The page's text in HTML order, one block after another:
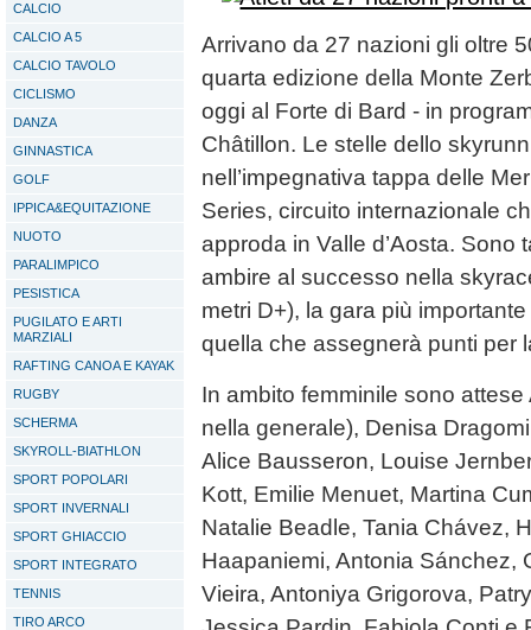
CALCIO
CALCIO A 5
CALCIO TAVOLO
CICLISMO
DANZA
GINNASTICA
GOLF
IPPICA&EQUITAZIONE
NUOTO
PARALIMPICO
PESISTICA
PUGILATO E ARTI
MARZIALI
RAFTING CANOA E KAYAK
RUGBY
SCHERMA
SKYROLL-BIATHLON
SPORT POPOLARI
SPORT INVERNALI
SPORT GHIACCIO
SPORT INTEGRATO
TENNIS
TIRO ARCO
Arrivano da 27 nazioni gli oltre
quarta edizione della Monte
oggi al Forte di Bard - in
Châtillon. Le stelle dello
nell’impegnativa tappa delle
Series, circuito internazionale
approda in Valle d’Aosta. Sono
ambire al successo nella
metri D+), la gara più
quella che assegnerà punti per
In ambito femminile sono
nella generale), Denisa
Alice Bausseron, Louise
Kott, Emilie Menuet, Martina
Natalie Beadle, Tania Chávez,
Haapaniemi, Antonia Sánchez,
Vieira, Antoniya Grigorova,